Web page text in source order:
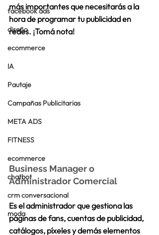
facebook ads
diseño
ecommerce
IA
Pautaje
Campañas Publicitarias
META ADS
FITNESS
ecommerce
chatbot
crm conversacional
moda
más importantes que necesitarás a la
hora de programar tu publicidad en
redes. ¡Tomá nota!
Business Manager o
Administrador Comercial
Es el administrador que gestiona las
páginas de fans, cuentas de publicidad,
catálogos, píxeles y demás elementos